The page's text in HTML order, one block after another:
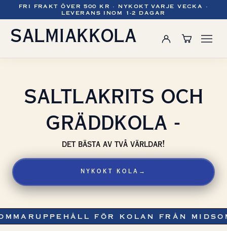
FRI FRAKT ÖVER 500 KR · NYKOKT VARJE VECKA ·
LEVERANS INOM 1-2 DAGAR
SALMIAKKOLA
SALTLAKRITS OCH
GRÄDDKOLA -
det bästa av två världar!
NYKOKT KOLA →
FÖR KOLAN FRÅN